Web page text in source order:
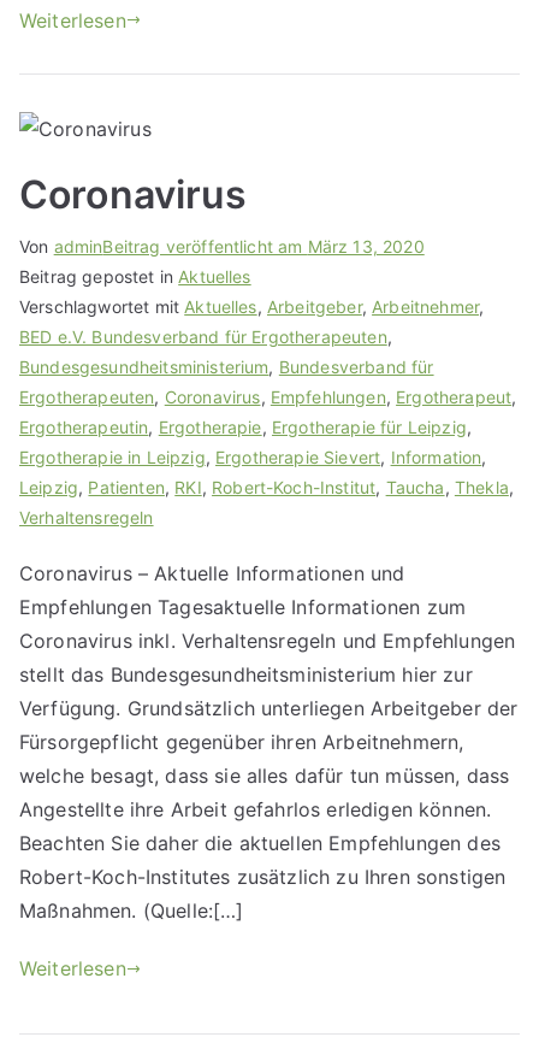
Weiterlesen
Coronavirus
Von adminBeitrag veröffentlicht am März 13, 2020
Beitrag gepostet in Aktuelles
Verschlagwortet mit Aktuelles, Arbeitgeber, Arbeitnehmer,
BED e.V. Bundesverband für Ergotherapeuten,
Bundesgesundheitsministerium, Bundesverband für
Ergotherapeuten, Coronavirus, Empfehlungen, Ergotherapeut,
Ergotherapeutin, Ergotherapie, Ergotherapie für Leipzig,
Ergotherapie in Leipzig, Ergotherapie Sievert, Information,
Leipzig, Patienten, RKI, Robert-Koch-Institut, Taucha, Thekla,
Verhaltensregeln
Coronavirus – Aktuelle Informationen und
Empfehlungen Tagesaktuelle Informationen zum
Coronavirus inkl. Verhaltensregeln und Empfehlungen
stellt das Bundesgesundheitsministerium hier zur
Verfügung. Grundsätzlich unterliegen Arbeitgeber der
Fürsorgepflicht gegenüber ihren Arbeitnehmern,
welche besagt, dass sie alles dafür tun müssen, dass
Angestellte ihre Arbeit gefahrlos erledigen können.
Beachten Sie daher die aktuellen Empfehlungen des
Robert-Koch-Institutes zusätzlich zu Ihren sonstigen
Maßnahmen. (Quelle:[…]
Weiterlesen